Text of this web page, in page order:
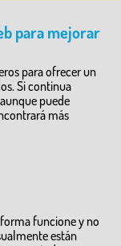
para mejorar
para ofrecer un
Si continua
puede
más
funcione y no
están